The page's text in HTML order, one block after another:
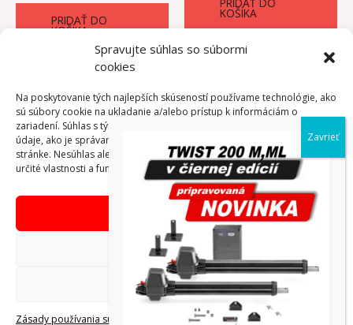
Spravujte súhlas so súbormi
cookies
Na poskytovanie tých najlepších skúseností používame technológie, ako
sú súbory cookie na ukladanie a/alebo prístup k informáciám o
zariadení. Súhlas s týmito technológiami nám umožní spracovávať
údaje, ako je správanie pri prehliadaní alebo jedinečné ID na tejto
stránke. Nesúhlas alebo odvolanie súhlasu môže nepriaznivo ovplyvniť
určité vlastnosti a funkcie.
Prijať
Odmietnuť
Zobraziť predvoľby
Zásady používania súborov Zásada ochrany osobných
PRIDAŤ DO
KOŠÍKA
KOŠÍKA
1 2 →
Copyright © AdVibeMedia, s. r. o.
Obchodné podmienky eshop
Reklamačný poriadok